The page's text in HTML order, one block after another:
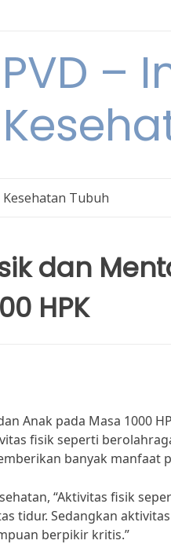
Kesehatan Tubuh
dan
HPK
Anak pada Masa 1000
fisik seperti
banyak manfaat
“Aktivitas fisik
tidur. Sedangkan
berpikir kritis.”